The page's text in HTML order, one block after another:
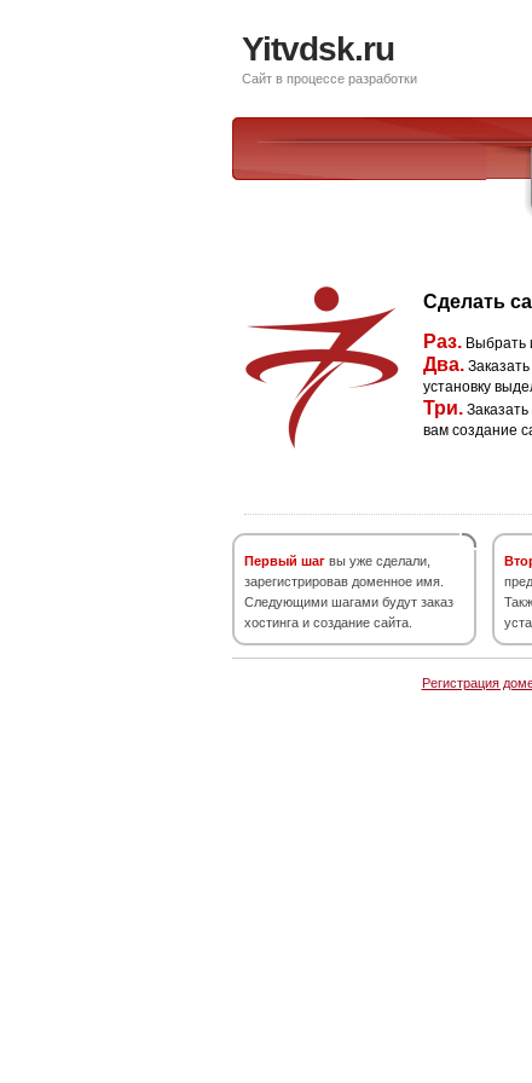
Yitvdsk.ru
Сайт в процессе разработки
Сделать
Раз. Выбрать
Два.
установку
Три.
вам создание
Первый шаг вы уже сделали,
зарегистрировав доменное имя.
Следующими шагами будут заказ
хостинга и создание сайта.
Регистрация